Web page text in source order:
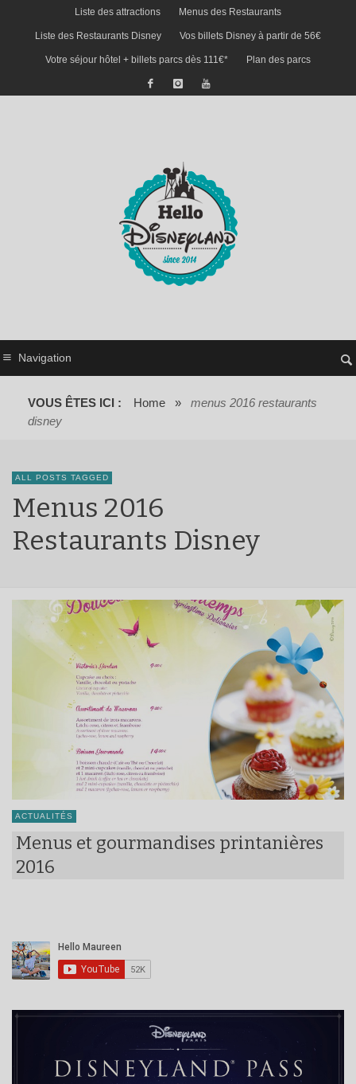
Liste des attractions Menus des Restaurants
Liste des Restaurants Disney Vos billets Disney à partir de 56€
Votre séjour hôtel + billets parcs dès 111€* Plan des parcs
Navigation
VOUS ÊTES ICI : Home »
menus 2016 restaurants
disney
ALL POSTS TAGGED
Menus 2016
Restaurants Disney
ACTUALITÉS
Menus et gourmandises printanières
2016